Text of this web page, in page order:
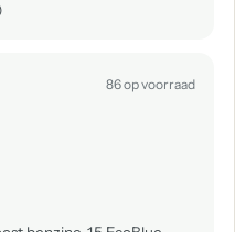
86 op voorraad